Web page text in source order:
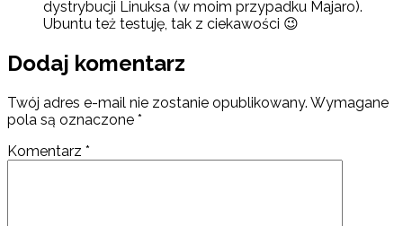
dystrybucji Linuksa (w moim przypadku Majaro).
Ubuntu też testuję, tak z ciekawości 😉
Dodaj komentarz
Twój adres e-mail nie zostanie opublikowany. Wymagane
pola są oznaczone *
Komentarz *